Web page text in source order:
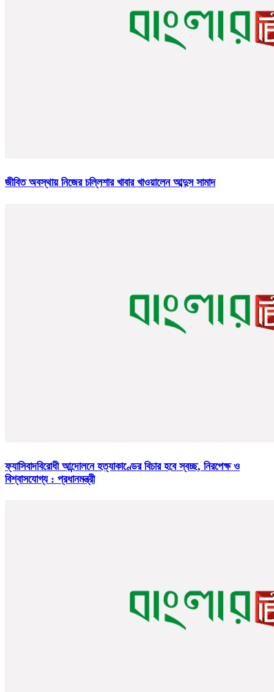
জীবিত অবস্থায় নিজের চল্লিশার খাবার খাওয়ালেন আব্দুস সামাদ
ফ্যাসিবাদবিরোধী আন্দোলনে হত্যাকাণ্ডের বিচার হবে স্বচ্ছ, নিরপেক্ষ ও
বিশ্বাসযোগ্য : প্রধানমন্ত্রী